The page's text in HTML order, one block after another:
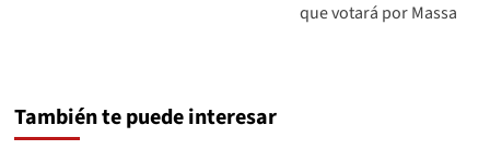
que votará por Massa
También te puede interesar